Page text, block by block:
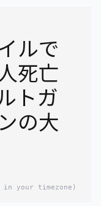
ルで
死亡
トガ
の大
in your timezone)